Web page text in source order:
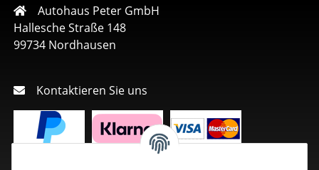
Autohaus Peter GmbH
Hallesche Straße 148
99734 Nordhausen
Kontaktieren Sie uns